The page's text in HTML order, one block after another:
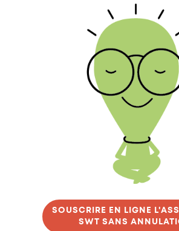
SOUSCRIRE EN LIGNE
SWT SANS